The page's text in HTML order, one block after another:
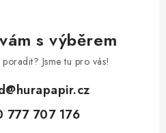
s výběrem
Jsme tu pro vás!
@hurapapir.cz
777 707 176